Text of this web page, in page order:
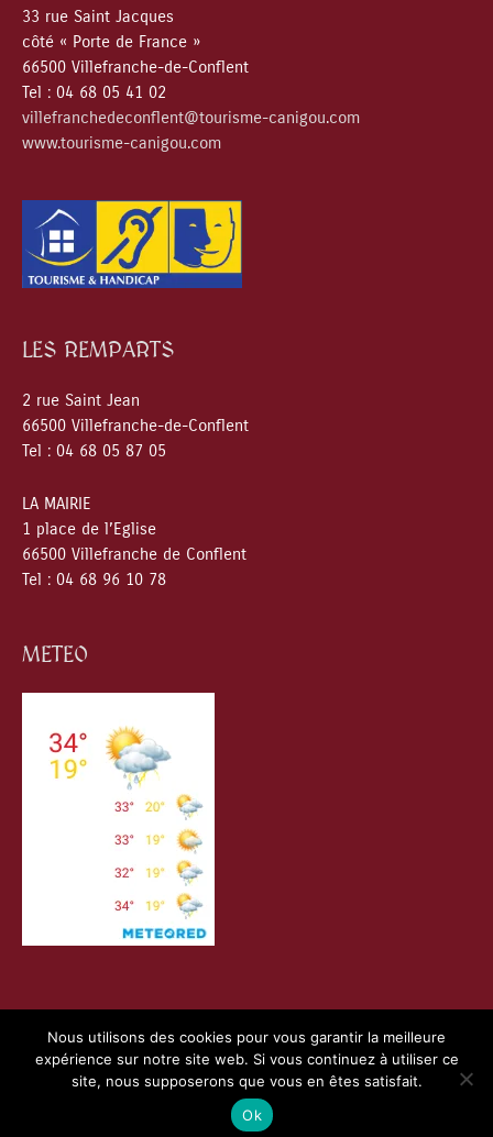
33 rue Saint Jacques
côté « Porte de France »
66500 Villefranche-de-Conflent
Tel : 04 68 05 41 02
villefranchedeconflent@tourisme-canigou.com
www.tourisme-canigou.com
LES REMPARTS
2 rue Saint Jean
66500 Villefranche-de-Conflent
Tel : 04 68 05 87 05
LA MAIRIE
1 place de l’Eglise
66500 Villefranche de Conflent
Tel : 04 68 96 10 78
METEO
Copyright © 2026 Villefranche de Conflent
| Création
Mentions Légales
Nous utilisons des cookies pour vous garantir la meilleure
expérience sur notre site web. Si vous continuez à utiliser ce
site, nous supposerons que vous en êtes satisfait.
Ok